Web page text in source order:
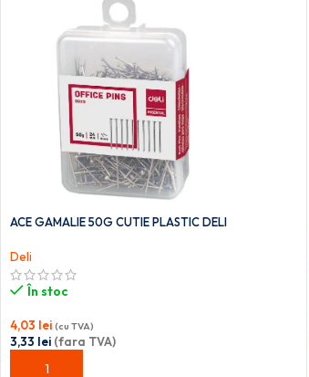
ACE GAMALIE 50G CUTIE PLASTIC DELI
Deli
În stoc
4,03 lei (cu TVA)
3,33 lei (fara TVA)
ADAUGĂ ÎN COȘ